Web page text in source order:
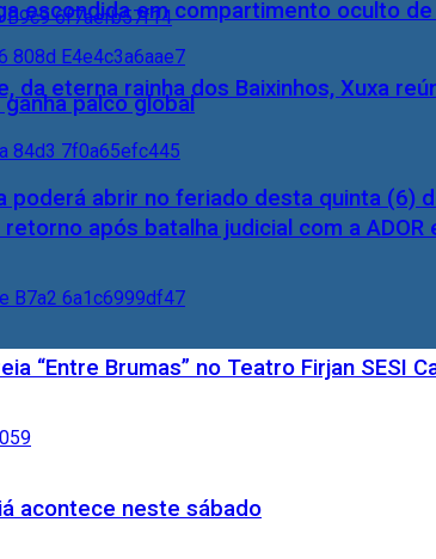
da eterna rainha dos Baixinhos, Xuxa
após batalha judicial com a
“Entre Brumas” no Teatro Firjan SESI
acontece neste sábado
escondida em compartimento oculto
palco global
poderá abrir no feriado desta quinta (6)